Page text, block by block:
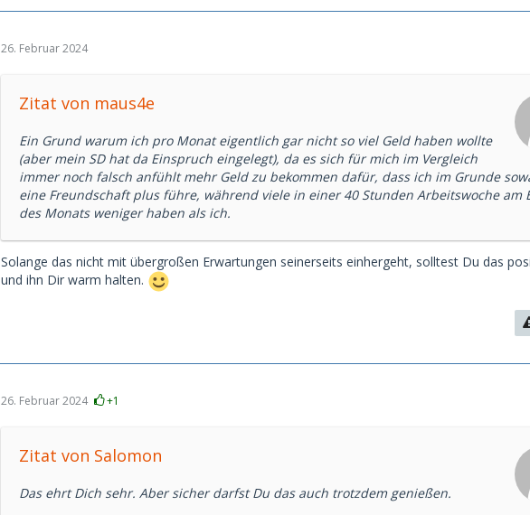
26. Februar 2024
Zitat von maus4e
Ein Grund warum ich pro Monat eigentlich gar nicht so viel Geld haben wollte
(aber mein SD hat da Einspruch eingelegt), da es sich für mich im Vergleich
immer noch falsch anfühlt mehr Geld zu bekommen dafür, dass ich im Grunde
eine Freundschaft plus führe, während viele in einer 40 Stunden Arbeitswoche am
des Monats weniger haben als ich.
Solange das nicht mit übergroßen Erwartungen seinerseits einhergeht, solltest Du das
und ihn Dir warm halten.
26. Februar 2024 +1
Zitat von Salomon
Das ehrt Dich sehr. Aber sicher darfst Du das auch trotzdem genießen.